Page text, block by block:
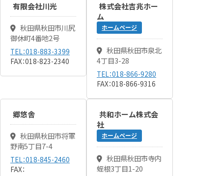
有限会社川光
秋田県秋田市川尻
御休町4番地2号
TEL：018-883-3399
FAX：018-823-2340
株式会社吉兆ホー
ム
ホームページ
秋田県秋田市泉北
4丁目3-28
TEL：018-866-9280
FAX：018-866-9316
郷悠舎
秋田県秋田市将軍
野南5丁目7-4
TEL：018-845-2460
FAX：
共和ホーム株式会
社
ホームページ
秋田県秋田市寺内
蛭根3丁目1-20